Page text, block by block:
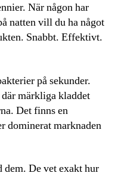
När någon har
natten vill du ha något
Snabbt. Effektivt.
på sekunder.
märkliga kladdet
Det finns en
dominerat marknaden
dem. De vet exakt hur